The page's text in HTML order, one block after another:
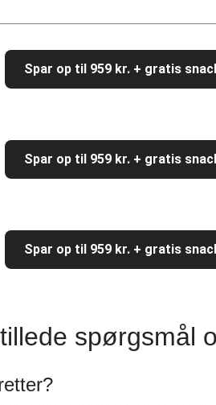
Spar op til 959 kr. + gratis
Spar op til 959 kr. + gratis
Spar op til 959 kr. + gratis
spørgsmål